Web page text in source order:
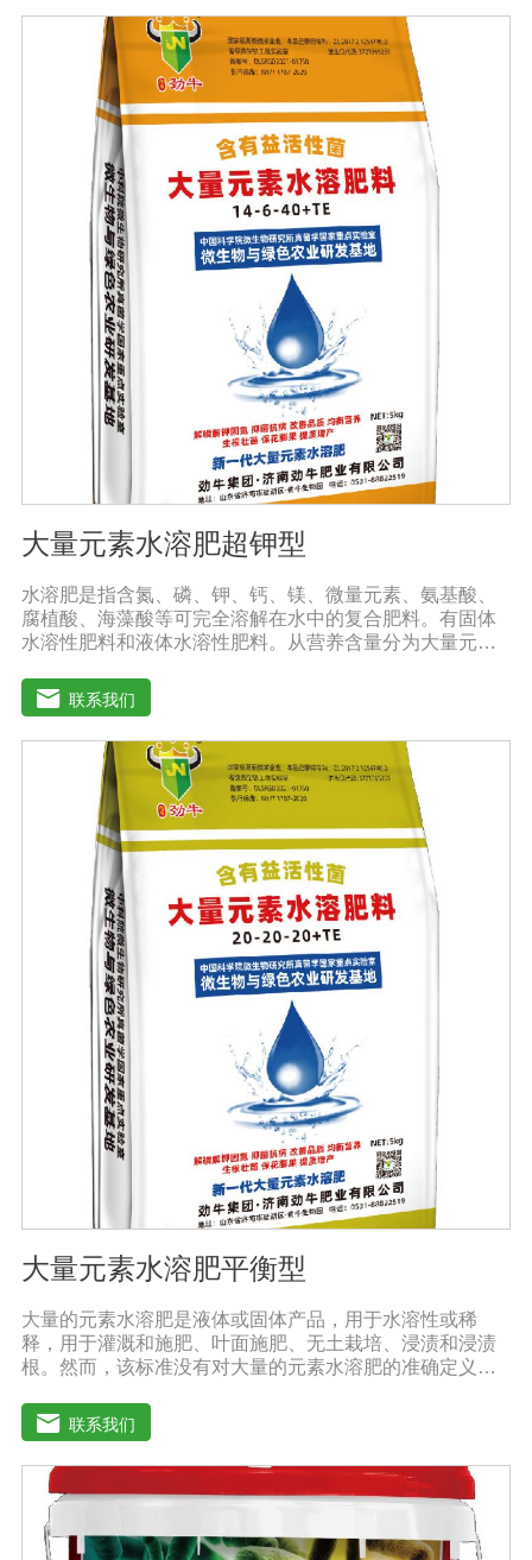
防水渍。果树类(苹果、葡萄、香蕉、柑橘、梨等)花前20
天、生长期、膨大期促进花芽分化，保花保果、着色好，
果型美观，增加果实甜度，膨大早熟，提高商品性。玉米
4-5叶期、抽穗扬花期灌浆期植株粗壮，抗旱抗倒，提高籽
粒重，减少秃顶穗，预防粗缩病，解除除草剂药害。烟草
苗期、移栽期、展叶期促苗壮苗、叶片增大增厚，提高品
质，提早成熟，增产显著。棉花移栽后定苗期、现蕾期、
结铃期防落花落蕾落铃、提高单株结铃率。减少烂根、黑
根、烂铃、僵褪等不良现象，防早衰。使用方法与使用
量:1、喷施:本品稀释800-1000倍液，叶片正反面均匀喷
雾，全生育期可喷施3-4次，每次间隔期10-15天;2、灌根:
本品稀释2000-3000倍液适量灌根;3、冲施或滴灌:每亩每
次用本品2-3公斤兑水溶解后随水冲施或滴灌。注意事
项:1、本品可与中酸性农药混用，并增加药效。2、宜在上
午9点之前或下午4点以后喷施，喷后4小时内遇雨水应补
喷。3、储存于阴凉干燥通风处。
大量元素水溶肥超钾型
水溶肥是指含氮、磷、钾、钙、镁、微量元素、氨基酸、
腐植酸、海藻酸等可完全溶解在水中的复合肥料。有固体
水溶性肥料和液体水溶性肥料。从营养含量分为大量元素
含氨基酸水溶性肥料、含腐植酸水溶性肥料、有机水溶性
肥料等。水溶肥与传统的过磷酸钙肥等品种相比，水溶性
肥料具有明显的优势。它是一种水溶性好、无残渣的速效
肥料，能完全溶于水，能直接被作物的根和叶吸收利用。
水溶肥作为一种快速肥料，其营养元素相对全面，根据不
同作物的肥料特点，相应的肥料配方不同，市场销售蔬
菜、果树、花卉、食品、棉花、油等作物专用水溶性肥
料。使用技巧：1．避免直接冲施，要采取二次稀释法。由
于水溶性肥料有别于一般的复合肥料，所以农民就不能够
按常规施肥方法，造成施肥不均匀，出现烧苗伤根，苗小
苗弱等现象，二次稀释保证冲肥均匀，提高肥料利用率。
2．严格控制施肥量。水溶肥比一般复合肥养分含量高，用
量相对较少。由于其速效性强，难以在土壤中长期存留，
所以要严格控制施肥量，避免肥料流失即降低施肥的经济
效益，达不到高产优质高效的目的。3．尽量单用或与非碱
性的农药混用。比如在蔬菜出现缺素症或根系生长不良
时，不少农民多采用喷施水溶肥的方法加以缓解。在此提
醒农民朋友，水溶肥要尽量单独施用或与非碱性的农药混
用，以免金属离子起反应产生沉淀，造成叶片肥害或药
联系我们
大量元素水溶肥平衡型
大量的元素水溶肥是液体或固体产品，用于水溶性或稀
释，用于灌溉和施肥、叶面施肥、无土栽培、浸渍和浸渍
根。然而，该标准没有对大量的元素水溶肥的准确定义。
合肥料。大量的元素水溶肥的特点是作物喷洒后通过树枝
和树叶迅速渗透到体内，提高作物运输营养物质的能力，
增加果叶营养物质，增强细胞活力和代谢能力。1.促进发
芽，加速茶树、果树、蔬菜等作物的生长，增加花蕾，促
进发芽，缩短采摘周期，增加产量，提高品质。瓜类、豆
类、甘蔗、桑树、树苗、果苗和攀缘作物生长得更快。2.
联系我们